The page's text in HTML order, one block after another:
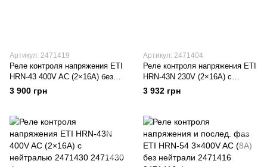
Артикул: 2471419
Реле контроля напряжения ETI
HRN-43 400V AC (2×16А) без
нейтрали 2471419
3 900 грн
Артикул: 2471404
Реле контроля напряжения ETI
HRN-43N 230V (2×16А) с
нейтралью 2471404
3 932 грн